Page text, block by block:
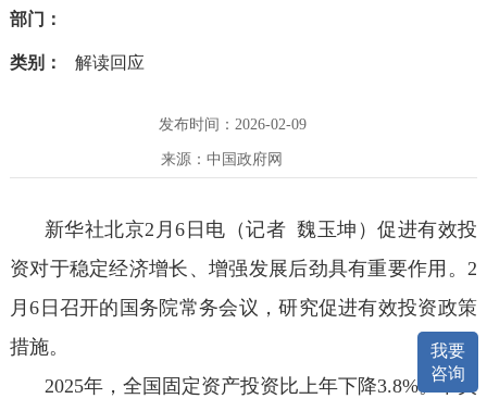
部门：
类别： 解读回应
发布时间：2026-02-09
来源：中国政府网
新华社北京2月6日电（记者 魏玉坤）促进有效投
资对于稳定经济增长、增强发展后劲具有重要作用。2
月6日召开的国务院常务会议，研究促进有效投资政策
措施。
2025年，全国固定资产投资比上年下降3.8%。中央
我要
咨询